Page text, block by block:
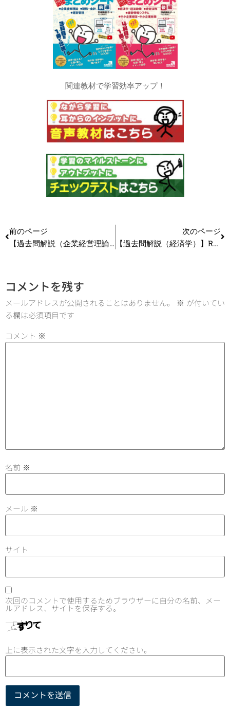
関連教材で学習効率アップ！
前のページ
【過去問解説（企業経営理論）】R5(再試) 第8問 イノベーションと補完的資産 #中小企業診断士試験
次のページ
【過去問解説（経済学）】R6 第11問 設問1 IS-LM分析 #中小企業診断士試験
コメントを残す
メールアドレスが公開されることはありません。 ※ が付いてい
る欄は必須項目です
コメント ※
名前 ※
メール ※
サイト
次回のコメントで使用するためブラウザーに自分の名前、メー
ルアドレス、サイトを保存する。
上に表示された文字を入力してください。